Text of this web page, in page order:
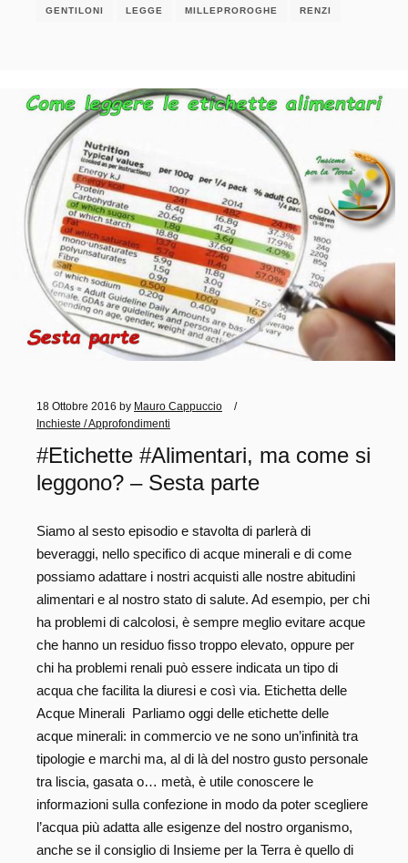
GENTILONI LEGGE MILLEPROROGHE RENZI
18 Ottobre 2016 by Mauro Cappuccio
Inchieste / Approfondimenti
#Etichette #Alimentari, ma come si
leggono? – Sesta parte
Siamo al sesto episodio e stavolta di parlerà di
beveraggi, nello specifico di acque minerali e di come
possiamo adattare i nostri acquisti alle nostre abitudini
alimentari e al nostro stato di salute. Ad esempio, per chi
ha problemi di calcolosi, è sempre meglio evitare acque
che hanno un residuo fisso troppo elevato, oppure per
chi ha problemi renali può essere indicata un tipo di
acqua che facilita la diuresi e così via. Etichetta delle
Acque Minerali Parliamo oggi delle etichette delle
acque minerali: in commercio ve ne sono un’infinità tra
tipologie e marchi ma, al di là del nostro gusto personale
tra liscia, gasata o… metà, è utile conoscere le
informazioni sulla confezione in modo da poter scegliere
l’acqua più adatta alle esigenze del nostro organismo,
anche se il consiglio di Insieme per la Terra è quello di